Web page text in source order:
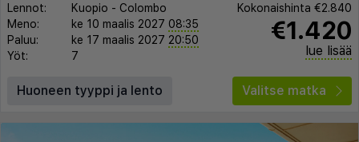
Lennot: Kuopio - Colombo
Meno:
ke 10 maalis 2027 08:35
Paluu:
ke 17 maalis 2027 20:50
Yöt:
7
Kokonaishinta €2.840
€1.420
lue lisää
Huoneen tyyppi ja lento Valitse matka